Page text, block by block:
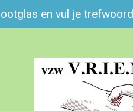
en vul je